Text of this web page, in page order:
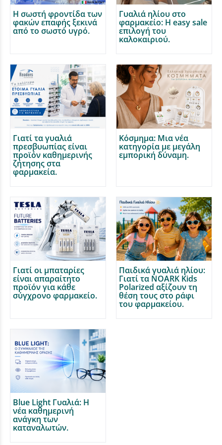
Η σωστή φροντίδα των
φακών επαφής ξεκινά
από το σωστό υγρό.
Γυαλιά ηλίου στο
φαρμακείο: Η easy sale
επιλογή του
καλοκαιριού.
Γιατί τα γυαλιά
πρεσβυωπίας είναι
προϊόν καθημερινής
ζήτησης στα
φαρμακεία.
Κόσμημα: Μια νέα
κατηγορία με μεγάλη
εμπορική δύναμη.
Γιατί οι μπαταρίες
είναι απαραίτητο
προϊόν για κάθε
σύγχρονο φαρμακείο.
Παιδικά γυαλιά ηλίου:
Γιατί τα NOARK Kids
Polarized αξίζουν τη
θέση τους στο ράφι
του φαρμακείου.
Blue Light Γυαλιά: Η
νέα καθημερινή
ανάγκη των
καταναλωτών.